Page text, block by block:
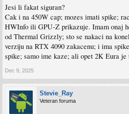
Jesi li fakat siguran?
Cak i na 450W cap; mozes imati spike;
HWInfo ili GPU-Z prikazuje. Imam onaj
od Thermal Grizzly; sto se nakaci na
verziju na RTX 4090 zakacenu; i ima
spike; samo ime kaze; ali opet 2K Eura
Dec 9, 2025
Stevie_Ray
Veteran foruma